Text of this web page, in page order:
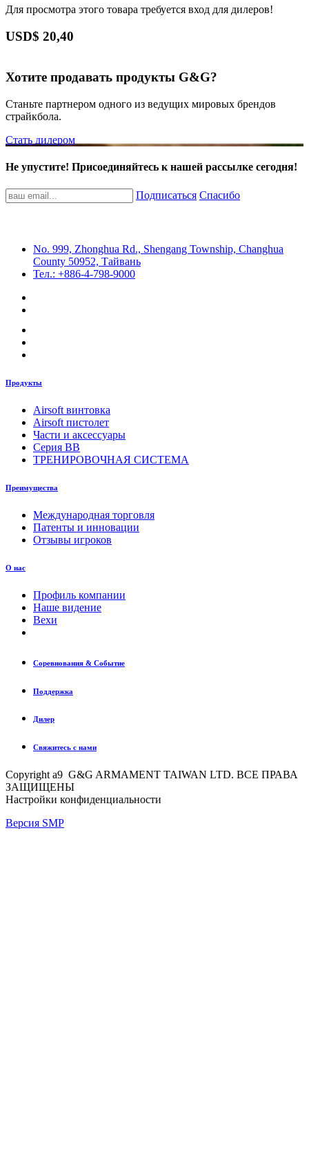
Для просмотра этого товара требуется вход для дилеров!
USD$ 20,40
Хотите продавать продукты G&G?
Станьте партнером одного из ведущих мировых брендов
страйкбола.
Стать дилером
Не упустите! Присоединяйтесь к нашей рассылке сегодня!
Подписаться Спасибо
No. 999, Zhonghua Rd., Shengang Township, Changhua
County 50952, Тайвань
Тел.: +886-4-798-9000
Продукты
Airsoft винтовка
Airsoft пистолет
Части и аксессуары
Серия BB
ТРЕНИРОВОЧНАЯ СИСТЕМА
Преимущества
Международная торговля
Патенты и инновации
Отзывы игроков
О нас
Профиль компании
Наше видение
Вехи
Соревнования & Событие
Поддержка
Дилер
Свяжитесь с нами
Copyright a9 G&G ARMAMENT TAIWAN LTD. ВСЕ ПРАВА
ЗАЩИЩЕНЫ
Настройки конфиденциальности
Версия SMP